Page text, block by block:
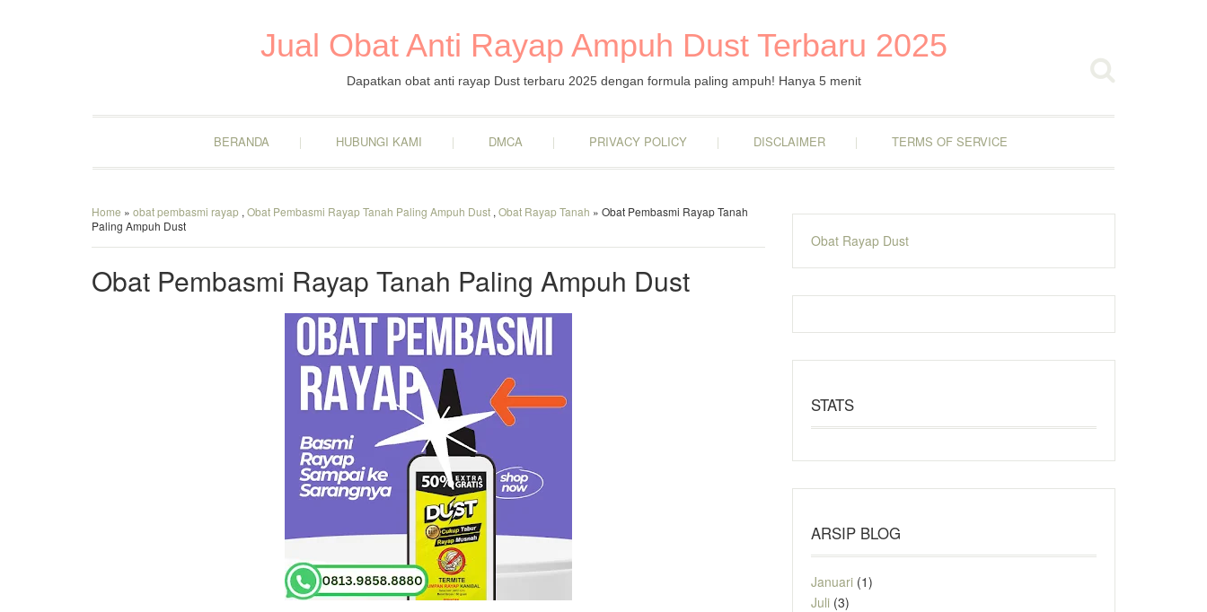
Jual Obat Anti Rayap Ampuh Dust Terbaru 2025
Dapatkan obat anti rayap Dust terbaru 2025 dengan formula paling ampuh! Hanya 5 menit
BERANDA HUBUNGI KAMI DMCA PRIVACY POLICY DISCLAIMER TERMS OF SERVICE
Home » obat pembasmi rayap , Obat Pembasmi Rayap Tanah Paling Ampuh Dust , Obat Rayap Tanah » Obat Pembasmi Rayap Tanah
Paling Ampuh Dust
Obat Pembasmi Rayap Tanah Paling Ampuh Dust
Obat Rayap Dust
STATS
ARSIP BLOG
Januari (1)
Juli (3)